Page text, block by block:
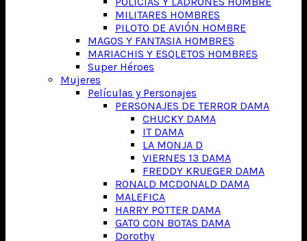
MILITARES HOMBRES
PILOTO DE AVIÓN HOMBRE
MAGOS Y FANTASIA HOMBRES
MARIACHIS Y ESQLETOS HOMBRES
Super Héroes
Mujeres
Películas y Personajes
PERSONAJES DE TERROR DAMA
CHUCKY DAMA
IT DAMA
LA MONJA D
VIERNES 13 DAMA
FREDDY KRUEGER DAMA
RONALD MCDONALD DAMA
MALEFICA
HARRY POTTER DAMA
GATO CON BOTAS DAMA
Dorothy